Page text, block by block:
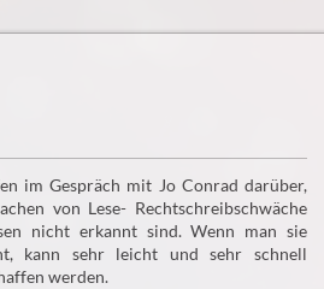
im Gespräch mit Jo Conrad darüber,
von Lese- Rechtschreibschwäche
nicht erkannt sind. Wenn man sie
kann sehr leicht und sehr schnell
werden.